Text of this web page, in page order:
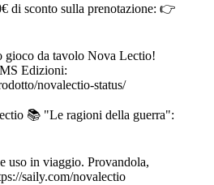
di sconto sulla prenotazione: 👉
da tavolo Nova Lectio!
Edizioni:
novalectio-status/
📚 "Le ragioni della guerra":
uso in viaggio. Provandola,
saily.com/novalectio